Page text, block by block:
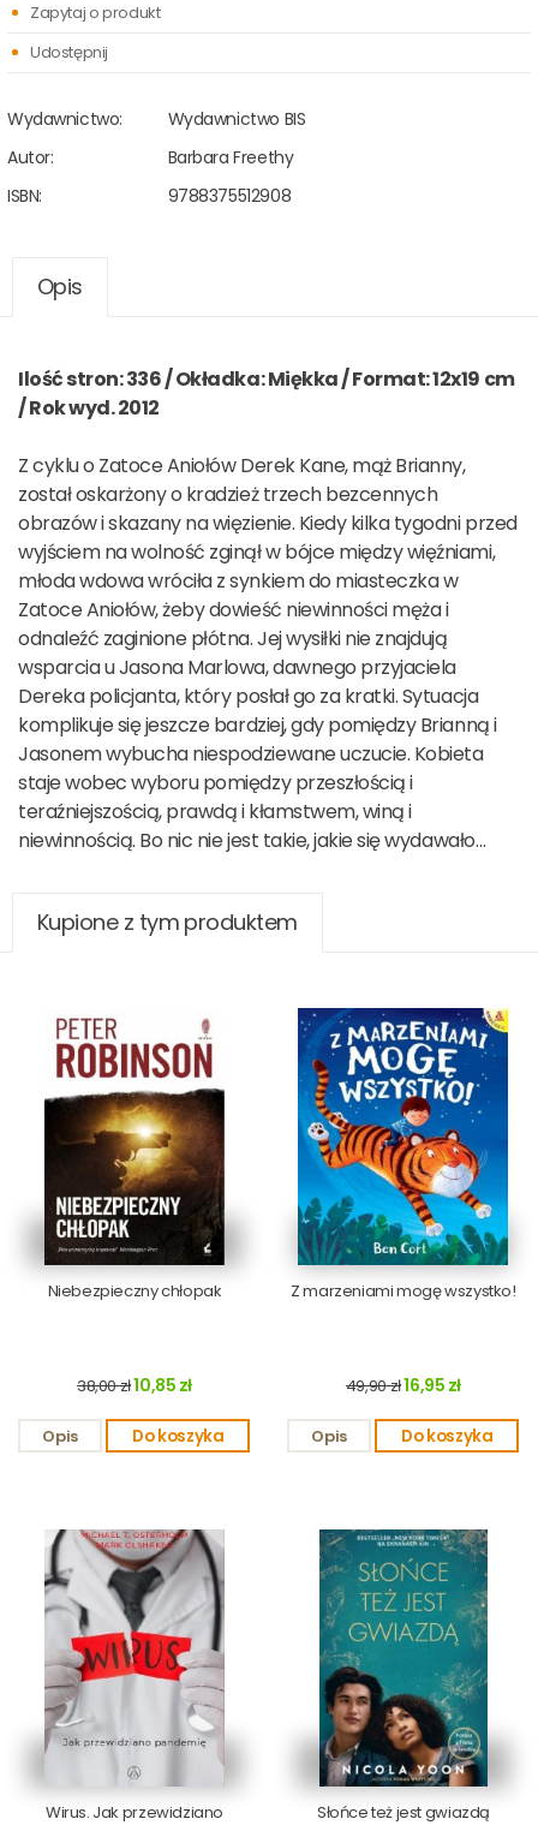
Wydawnictwo:
Wydawnictwo BIS
Autor:
Barbara Freethy
ISBN:
9788375512908
Zapytaj o produkt
Udostępnij
Opis
Ilość stron: 336 / Okładka: Miękka / Format: 12x19 cm
/ Rok wyd. 2012
Z cyklu o Zatoce Aniołów Derek Kane, mąż Brianny,
został oskarżony o kradzież trzech bezcennych
obrazów i skazany na więzienie. Kiedy kilka tygodni przed
wyjściem na wolność zginął w bójce między więźniami,
młoda wdowa wróciła z synkiem do miasteczka w
Zatoce Aniołów, żeby dowieść niewinności męża i
odnaleźć zaginione płótna. Jej wysiłki nie znajdują
wsparcia u Jasona Marlowa, dawnego przyjaciela
Dereka policjanta, który posłał go za kratki. Sytuacja
komplikuje się jeszcze bardziej, gdy pomiędzy Brianną i
Jasonem wybucha niespodziewane uczucie. Kobieta
staje wobec wyboru pomiędzy przeszłością i
teraźniejszością, prawdą i kłamstwem, winą i
niewinnością. Bo nic nie jest takie, jakie się wydawało…
Kupione z tym produktem
Niebezpieczny chłopak
38,00 zł10,85 zł
Opis Do koszyka
Z marzeniami mogę wszystko!
49,90 zł16,95 zł
Opis Do koszyka
Wirus. Jak przewidziano
Słońce też jest gwiazdą